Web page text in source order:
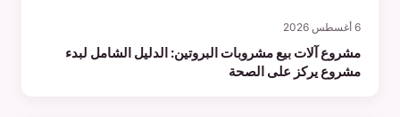
6 أغسطس 2026
مشروع آلات بيع مشروبات البروتين: الدليل الشامل لبدء
مشروع يركز على الصحة